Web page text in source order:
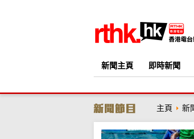
新聞主頁 即時新聞
主頁 新